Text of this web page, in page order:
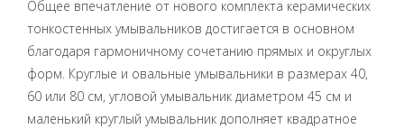
Общее впечатление от нового комплекта керамических
тонкостенных умывальников достигается в основном
благодаря гармоничному сочетанию прямых и округлых
форм. Круглые и овальные умывальники в размерах 40,
60 или 80 см, угловой умывальник диаметром 45 см и
маленький круглый умывальник дополняет квадратное